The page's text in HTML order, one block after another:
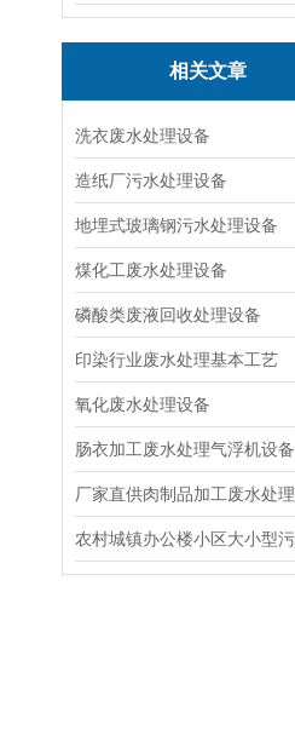
相关文章
洗衣废水处理设备
造纸厂污水处理设备
地埋式玻璃钢污水处理设备
煤化工废水处理设备
磷酸类废液回收处理设备
印染行业废水处理基本工艺
氧化废水处理设备
肠衣加工废水处理气浮机设备